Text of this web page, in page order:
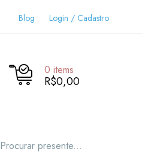
Blog Login / Cadastro
0 items
R$0,00